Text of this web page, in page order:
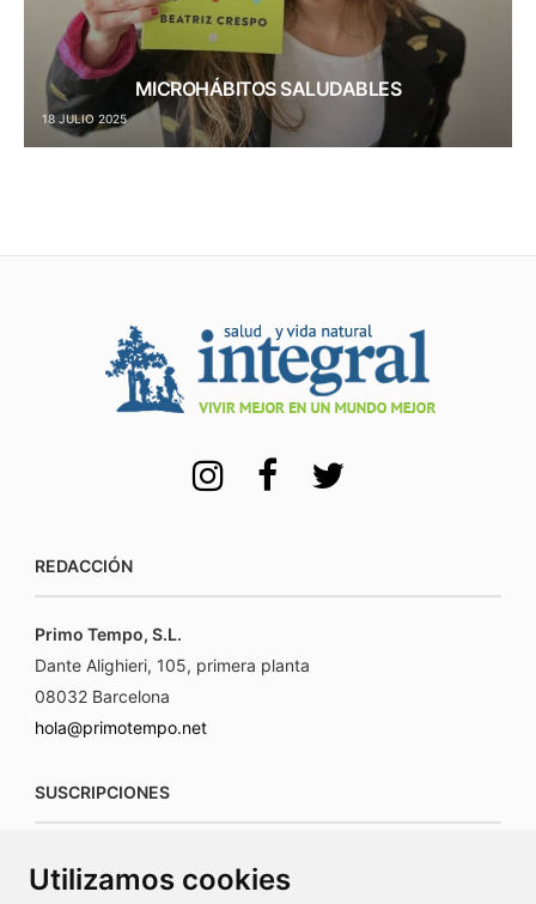
Utilizamos cookies
MICROHÁBITOS SALUDABLES
18 JULIO 2025
REDACCIÓN
Primo Tempo, S.L.
Dante Alighieri, 105, primera planta
08032 Barcelona
hola@primotempo.net
SUSCRIPCIONES
www.connecorrevistas.com